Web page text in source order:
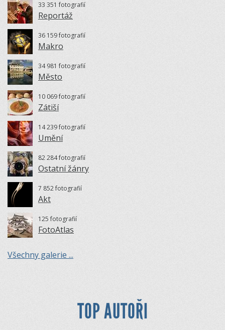
33 351 fotografií
Reportáž
36 159 fotografií
Makro
34 981 fotografií
Město
10 069 fotografií
Zátiší
14 239 fotografií
Umění
82 284 fotografií
Ostatní žánry
7 852 fotografií
Akt
125 fotografií
FotoAtlas
Všechny galerie ...
TOP AUTOŘI